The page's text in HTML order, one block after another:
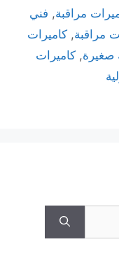
مراقبة, فني
مراقبة, كاميرات
صغيرة, كاميرات